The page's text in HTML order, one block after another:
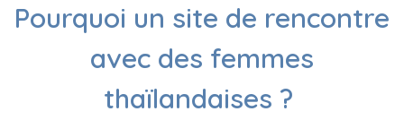
Pourquoi un site de rencontre
avec des femmes
thaïlandaises ?